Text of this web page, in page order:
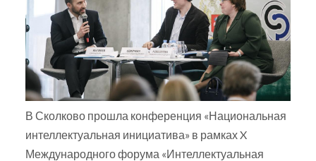
В Сколково прошла конференция «Национальная
интеллектуальная инициатива» в рамках X
Международного форума «Интеллектуальная